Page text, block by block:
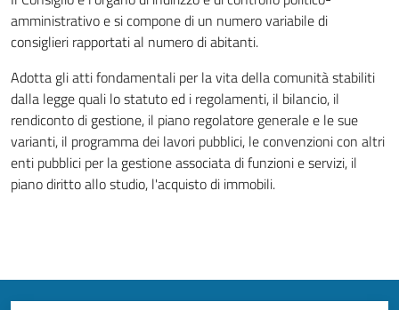
amministrativo e si compone di un numero variabile di
consiglieri rapportati al numero di abitanti.
Adotta gli atti fondamentali per la vita della comunità stabiliti
dalla legge quali lo statuto ed i regolamenti, il bilancio, il
rendiconto di gestione, il piano regolatore generale e le sue
varianti, il programma dei lavori pubblici, le convenzioni con altri
enti pubblici per la gestione associata di funzioni e servizi, il
piano diritto allo studio, l'acquisto di immobili.